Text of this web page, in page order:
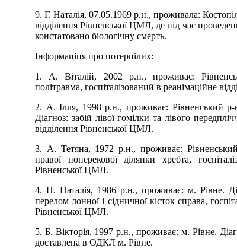
9. Г. Наталія, 07.05.1969 р.н., проживала:
відділення Рівненської ЦМЛ, де під час
констатовано біологічну смерть.
Інформаціця про потерпілих:
1. А. Віталій, 2002 р.н., проживає:
політравма, госпіталізований в реанімаційне
2. А. Ілля, 1998 р.н., проживає: Рівненський
Діагноз: забій лівої гомілки та лівого
відділення Рівненської ЦМЛ.
3. А. Тетяна, 1972 р.н., проживає:
правої поперекової ділянки хребта,
Рівненської ЦМЛ.
4. П. Наталія, 1986 р.н., проживає: м. Рівне.
перелом лонної і сідничної кісток справа,
Рівненської ЦМЛ.
5. Б. Вікторія, 1997 р.н., проживає: м. Рівне.
доставлена в ОДКЛ м. Рівне.